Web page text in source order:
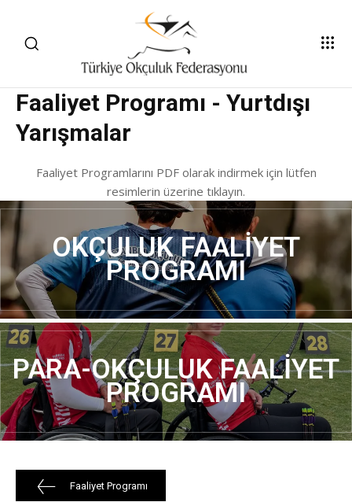
Faaliyet Programı - Yurtdışı
Yarışmalar
Faaliyet Programlarını PDF olarak indirmek için lütfen
resimlerin üzerine tıklayın.
OKÇULUK FAALIYET
PROGRAMI
PARA-OKÇULUK FAALIYET
PROGRAMI
Faaliyet Programı